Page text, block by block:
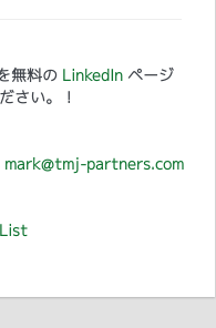
無料の LinkedInページ
さい。！
mark@tmj-partners.com